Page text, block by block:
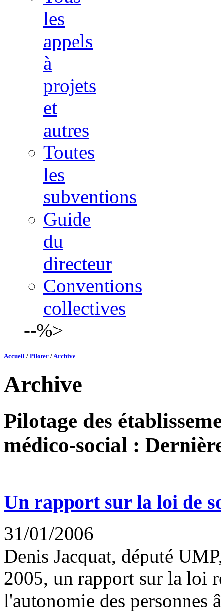
les
appels
à
projets
et
autres
Toutes
les
subventions
Guide
du
directeur
Conventions
collectives
--%>
Accueil / Piloter /Archive
Archive
Pilotage des
médico-social :
Un rapport sur la loi de
31/01/2006
Denis Jacquat, député
2005, un rapport sur la loi
l'autonomie des personnes